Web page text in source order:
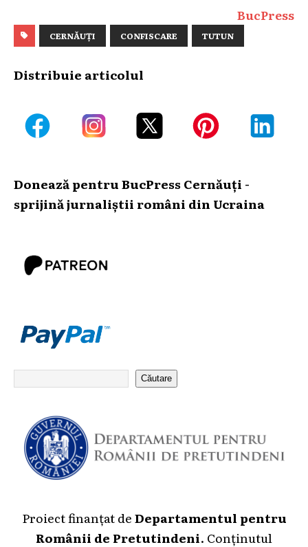
BucPress
CERNĂUȚI CONFISCARE TUTUN
Distribuie articolul
Donează pentru BucPress Cernăuți -
sprijină jurnaliștii români din Ucraina
Căutare
Proiect finanțat deDepartamentul pentru
Românii de Pretutindeni. Conținutul